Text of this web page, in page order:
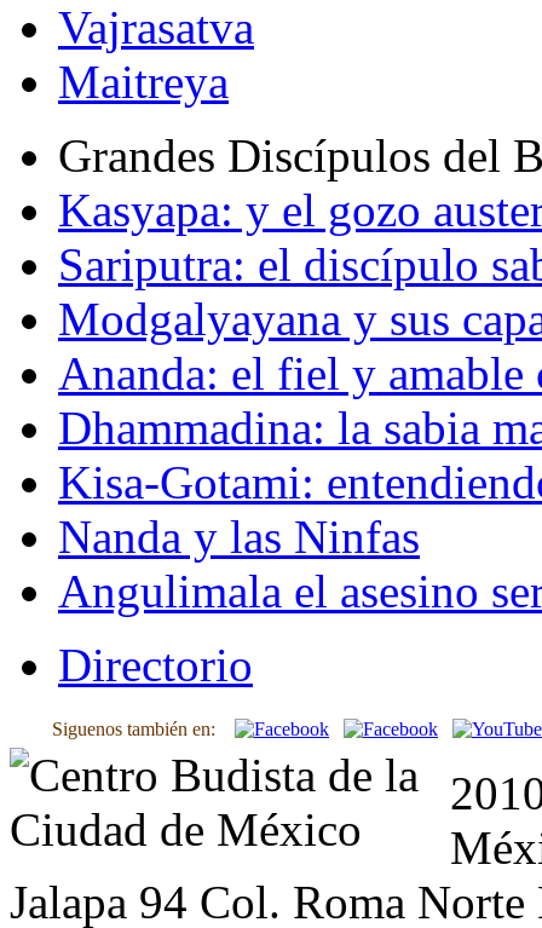
Vajrasatva
Maitreya
Grandes Discípulos del
Kasyapa: y el gozo
Sariputra: el discípulo
Modgalyayana y sus
Ananda: el fiel y amable
Dhammadina: la sabia
Kisa-Gotami:
Nanda y las Ninfas
Angulimala el asesino
Directorio
Siguenos también en:
Jalapa 94 Col. Roma